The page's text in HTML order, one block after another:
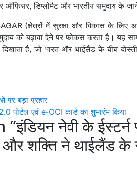
ऑफिसर, डिप्लोमैट और भारतीय समुदाय के
(क्षेत्रों में सुरक्षा और विकास के
को बढ़ावा देने पर फोकस करता है। यह
है, जो भारत और थाईलैंड के बीच
पर बड़ा प्रहार
पोर्टल एवं e-OCI कार्ड का शुभारंभ किया
“इंडियन नेवी के
और शक्ति ने थाईलैंड के